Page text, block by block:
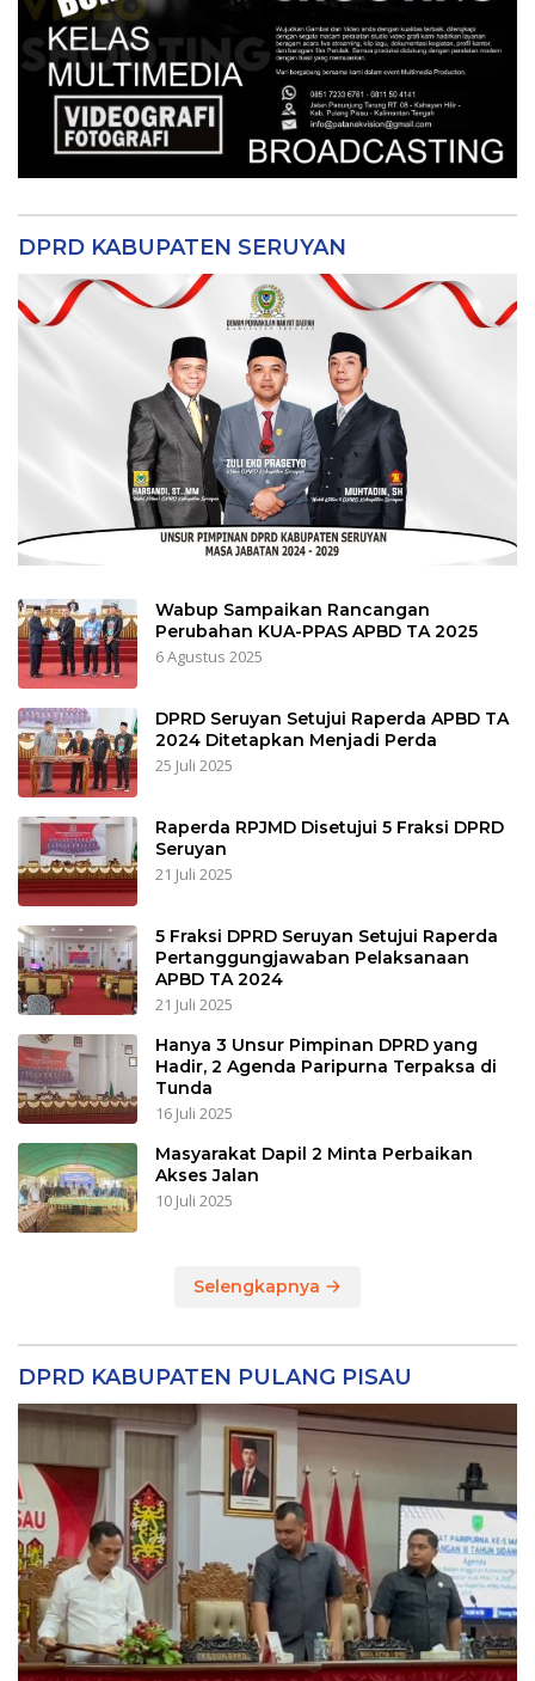
DPRD KABUPATEN SERUYAN
Wabup Sampaikan Rancangan
Perubahan KUA-PPAS APBD TA 2025
6 Agustus 2025
DPRD Seruyan Setujui Raperda APBD TA
2024 Ditetapkan Menjadi Perda
25 Juli 2025
Raperda RPJMD Disetujui 5 Fraksi DPRD
Seruyan
21 Juli 2025
5 Fraksi DPRD Seruyan Setujui Raperda
Pertanggungjawaban Pelaksanaan
APBD TA 2024
21 Juli 2025
Hanya 3 Unsur Pimpinan DPRD yang
Hadir, 2 Agenda Paripurna Terpaksa di
Tunda
16 Juli 2025
Masyarakat Dapil 2 Minta Perbaikan
Akses Jalan
10 Juli 2025
Selengkapnya
DPRD KABUPATEN PULANG PISAU